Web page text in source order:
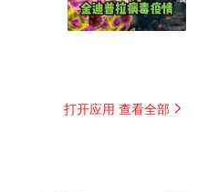
打开应用 查看全部